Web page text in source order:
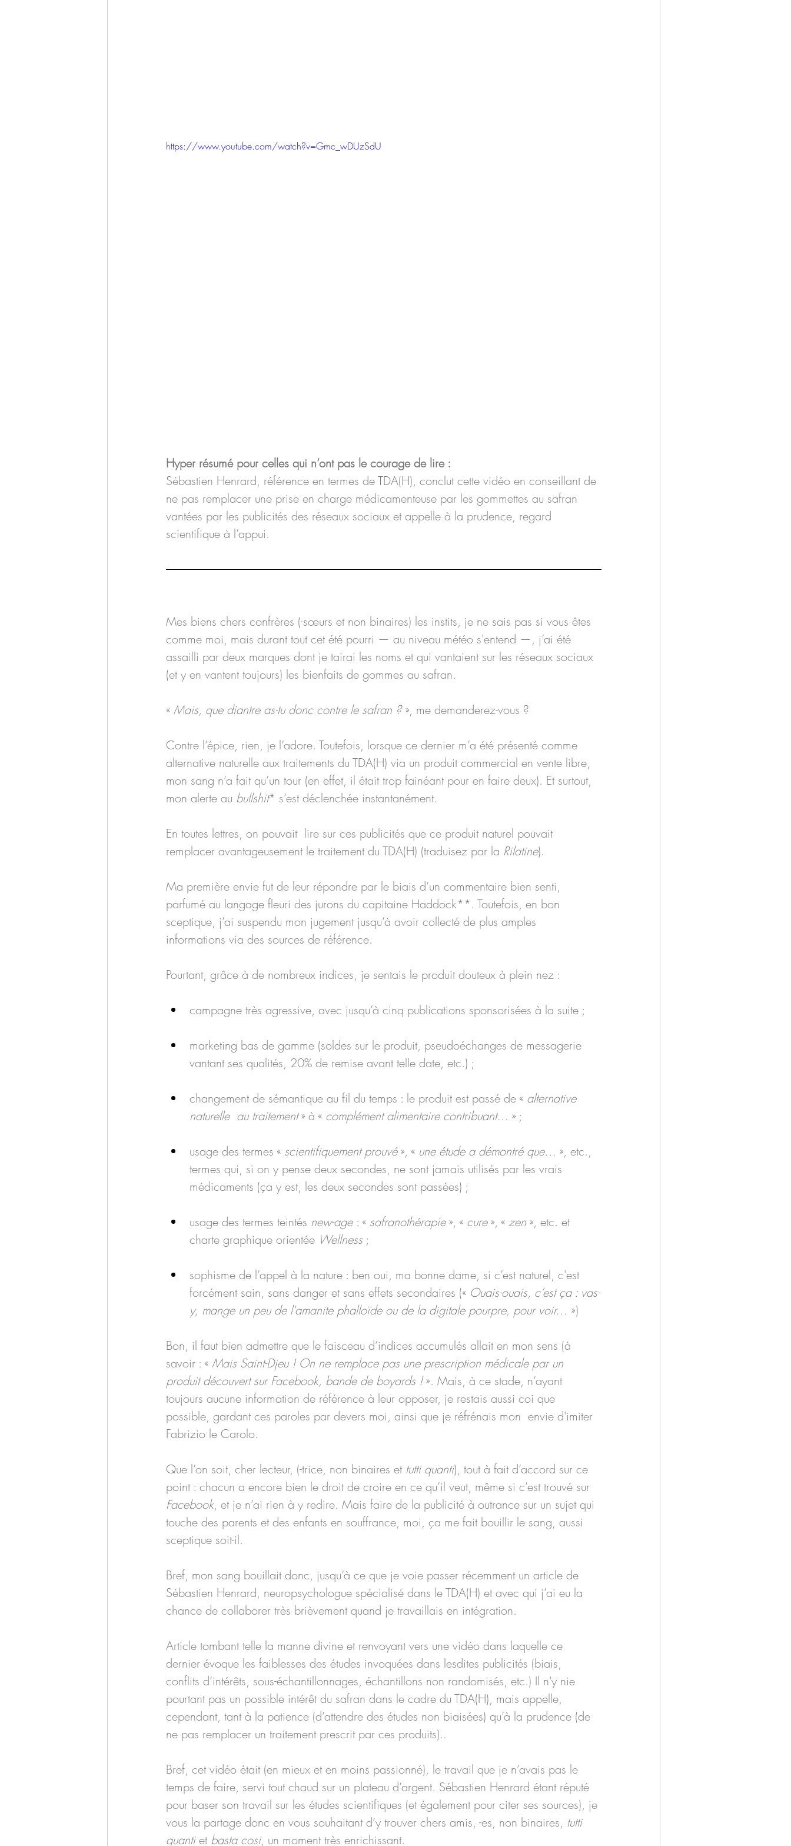
https://www.youtube.com/watch?v=Gmc_wDUzSdU
Hyper résumé pour celles qui n’ont pas le courage de lire :
Sébastien Henrard, référence en termes de TDA(H), conclut cette vidéo en conseillant de
ne pas remplacer une prise en charge médicamenteuse par les gommettes au safran
vantées par les publicités des réseaux sociaux et appelle à la prudence, regard
scientifique à l’appui.
Mes biens chers confrères (-sœurs et non binaires) les instits, je ne sais pas si vous êtes
comme moi, mais durant tout cet été pourri — au niveau météo s'entend —, j’ai été
assailli par deux marques dont je tairai les noms et qui vantaient sur les réseaux sociaux
(et y en vantent toujours) les bienfaits de gommes au safran.
« Mais, que diantre as-tu donc contre le safran ? », me demanderez-vous ?
Contre l’épice, rien, je l’adore. Toutefois, lorsque ce dernier m’a été présenté comme
alternative naturelle aux traitements du TDA(H) via un produit commercial en vente libre,
mon sang n’a fait qu’un tour (en effet, il était trop fainéant pour en faire deux). Et surtout,
mon alerte au bullshit* s’est déclenchée instantanément.
En toutes lettres, on pouvait  lire sur ces publicités que ce produit naturel pouvait
remplacer avantageusement le traitement du TDA(H) (traduisez par la Rilatine).
Ma première envie fut de leur répondre par le biais d’un commentaire bien senti,
parfumé au langage fleuri des jurons du capitaine Haddock**. Toutefois, en bon
sceptique, j’ai suspendu mon jugement jusqu’à avoir collecté de plus amples
informations via des sources de référence.
Pourtant, grâce à de nombreux indices, je sentais le produit douteux à plein nez :
campagne très agressive, avec jusqu’à cinq publications sponsorisées à la suite ;
marketing bas de gamme (soldes sur le produit, pseudoéchanges de messagerie
vantant ses qualités, 20% de remise avant telle date, etc.) ;
changement de sémantique au fil du temps : le produit est passé de « alternative
naturelle  au traitement » à « complément alimentaire contribuant… » ;
usage des termes « scientifiquement prouvé », « une étude a démontré que… », etc.,
termes qui, si on y pense deux secondes, ne sont jamais utilisés par les vrais
médicaments (ça y est, les deux secondes sont passées) ;
usage des termes teintés new-age : « safranothérapie », « cure », « zen », etc. et
charte graphique orientée Wellness ;
sophisme de l’appel à la nature : ben oui, ma bonne dame, si c’est naturel, c'est
forcément sain, sans danger et sans effets secondaires (« Ouais-ouais, c’est ça : vas-
y, mange un peu de l'amanite phalloïde ou de la digitale pourpre, pour voir… »)
Bon, il faut bien admettre que le faisceau d’indices accumulés allait en mon sens (à
savoir : « Mais Saint-Djeu ! On ne remplace pas une prescription médicale par un
produit découvert sur Facebook, bande de boyards ! ». Mais, à ce stade, n’ayant
toujours aucune information de référence à leur opposer, je restais aussi coi que
possible, gardant ces paroles par devers moi, ainsi que je réfrénais mon  envie d'imiter
Fabrizio le Carolo.
Que l’on soit, cher lecteur, (-trice, non binaires et tutti quanti), tout à fait d’accord sur ce
point : chacun a encore bien le droit de croire en ce qu’il veut, même si c’est trouvé sur
Facebook, et je n’ai rien à y redire. Mais faire de la publicité à outrance sur un sujet qui
touche des parents et des enfants en souffrance, moi, ça me fait bouillir le sang, aussi
sceptique soit-il.
Bref, mon sang bouillait donc, jusqu’à ce que je voie passer récemment un article de
Sébastien Henrard, neuropsychologue spécialisé dans le TDA(H) et avec qui j’ai eu la
chance de collaborer très brièvement quand je travaillais en intégration.
Article tombant telle la manne divine et renvoyant vers une vidéo dans laquelle ce
dernier évoque les faiblesses des études invoquées dans lesdites publicités (biais,
conflits d’intérêts, sous-échantillonnages, échantillons non randomisés, etc.) Il n'y nie
pourtant pas un possible intérêt du safran dans le cadre du TDA(H), mais appelle,
cependant, tant à la patience (d’attendre des études non biaisées) qu’à la prudence (de
ne pas remplacer un traitement prescrit par ces produits)..
Bref, cet vidéo était (en mieux et en moins passionné), le travail que je n’avais pas le
temps de faire, servi tout chaud sur un plateau d’argent. Sébastien Henrard étant réputé
pour baser son travail sur les études scientifiques (et également pour citer ses sources), je
vous la partage donc en vous souhaitant d’y trouver chers amis, -es, non binaires, tutti
quanti et basta cosi, un moment très enrichissant.